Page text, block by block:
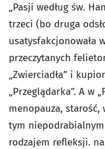
„Pasji według św.
trzeci (bo druga
usatysfakcjonowała
przeczytanych
„Zwierciadła” i
„Przeglądarka”. A w
menopauza,
tym
rodzajem refleksji.